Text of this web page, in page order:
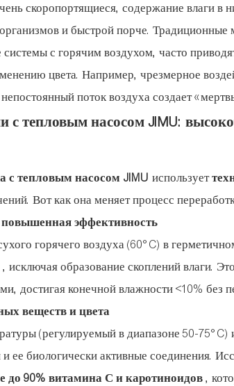
скоропортящиеся, содержание влаги в
и быстрой порче.
с горячим воздухом, часто
цвета. Например, чрезмерное
поток воздуха создает
тепловым насосом JIMU:
тепловым насосом JIMU использует
Вот как она меняет процесс
эффективность
горячего воздуха (60°C) в
, исключая образование скоплений влаги.
достигая конечной влажности <10% без
веществ и цвета
(регулируемый в диапазоне 50-
ее биологически активные соединения.
до 90% витамина С и каротиноидов,